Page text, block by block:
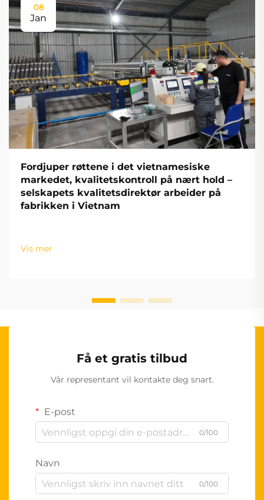
08
Jan
Fordjuper røttene i det vietnamesiske
markedet, kvalitetskontroll på nært hold –
selskapets kvalitetsdirektør arbeider på
fabrikken i Vietnam
Vis mer
Få et gratis tilbud
Vår representant vil kontakte deg snart.
E-post
0/100
Navn
0/100